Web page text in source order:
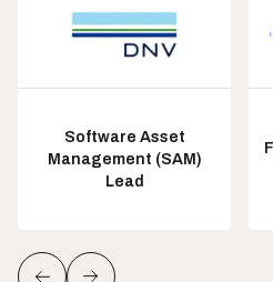
Software Asset
Management (SAM)
Lead